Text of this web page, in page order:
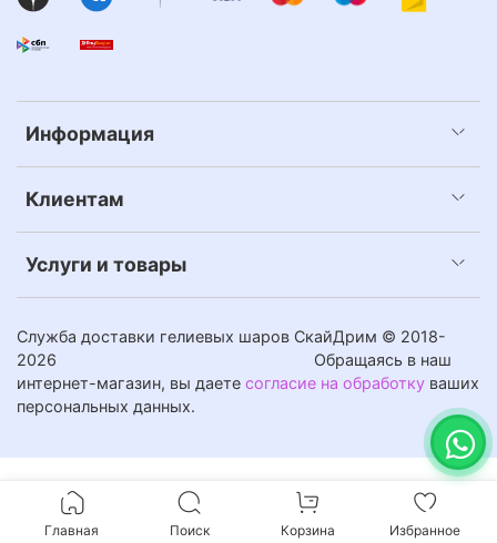
Информация
Клиентам
Услуги и товары
Служба доставки гелиевых шаров СкайДрим © 2018-
2026 Обращаясь в наш
интернет-магазин, вы даете согласие на обработку ваших
персональных данных.
Главная Поиск Корзина Избранное